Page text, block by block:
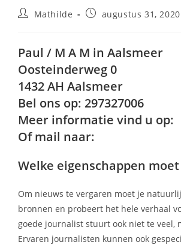
BerichtMathilde
Berichtaugustus 31, 2020
Paul / M A M in Aalsmeer
Oosteinderweg 0
1432 AH Aalsmeer
Bel ons op: 297327006
Meer informatie vind u op:
Of mail naar:
Welke eigenschappen
Om nieuws te vergaren moet je
bronnen en probeert het hele verhaal
goede journalist stuurt ook niet te veel,
Ervaren journalisten kunnen ook